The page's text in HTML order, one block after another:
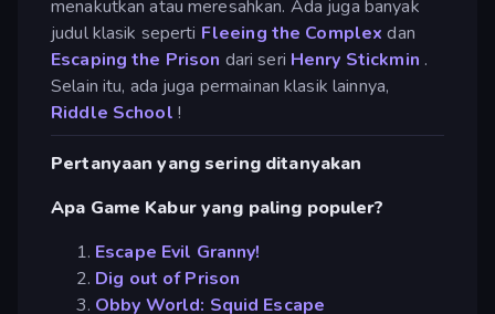
menakutkan atau meresahkan. Ada juga banyak
judul klasik seperti Fleeing the Complex dan
Escaping the Prison dari seri Henry Stickmin .
Selain itu, ada juga permainan klasik lainnya,
Riddle School !
Pertanyaan yang sering ditanyakan
Apa Game Kabur yang paling populer?
Escape Evil Granny!
Dig out of Prison
Obby World: Squid Escape